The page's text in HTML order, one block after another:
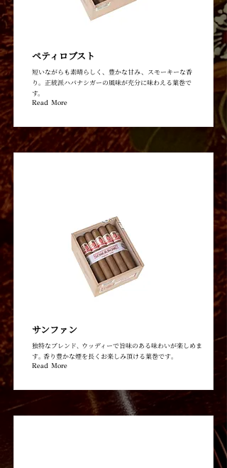
ペティロブスト
短いながらも素晴らしく、豊かな甘み、スモーキーな香
り。正統派ハバナシガーの風味が充分に味わえる葉巻で
す。
Read More
サンファン
独特なブレンド､ ウッディーで旨味のある味わいが楽しめま
す｡ 香り豊かな煙を長くお楽しみ頂ける葉巻です｡
Read More